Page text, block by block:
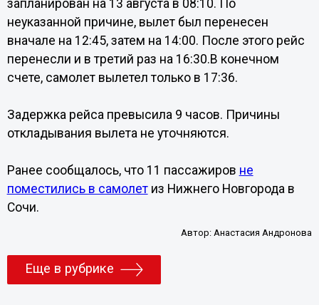
запланирован на 13 августа в 08:10. По
неуказанной причине, вылет был перенесен
вначале на 12:45, затем на 14:00. После этого рейс
перенесли и в третий раз на 16:30.В конечном
счете, самолет вылетел только в 17:36.
Задержка рейса превысила 9 часов. Причины
откладывания вылета не уточняются.
Ранее сообщалось, что 11 пассажиров не
поместились в самолетиз Нижнего Новгорода в
Сочи.
Автор:Анастасия Андронова
Еще в рубрике